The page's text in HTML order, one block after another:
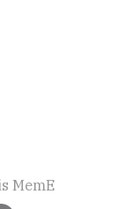
MemE